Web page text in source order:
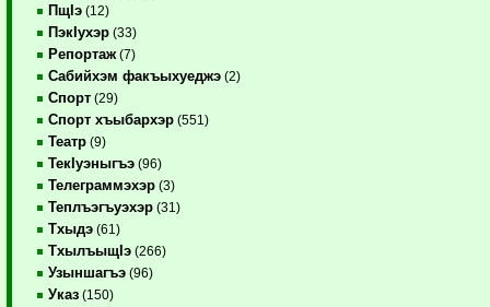
ПщIэ (12)
ПэкIухэр (33)
Репортаж (7)
Сабийхэм факъыхуеджэ (2)
Спорт (29)
Спорт хъыбархэр (551)
Театр (9)
ТекIуэныгъэ (96)
Телеграммэхэр (3)
Теплъэгъуэхэр (31)
Тхыдэ (61)
ТхылъыщIэ (266)
Узыншагъэ (96)
Указ (150)